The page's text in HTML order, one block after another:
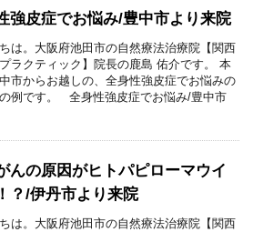
強皮症でお悩み/豊中市より来院
は。大阪府池田市の自然療法治療院【関西
ラクティック】院長の鹿島 佑介です。 本
市からお越しの、全身性強皮症でお悩みの
例です。 全身性強皮症でお悩み/豊中市
んの原因がヒトパピローマウイ
？/伊丹市より来院
は。大阪府池田市の自然療法治療院【関西